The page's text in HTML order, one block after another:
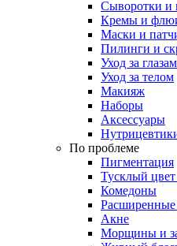
Сыворотки и
Кремы и
Маски и
Пилинги и
Уход за
Уход за телом
Макияж
Наборы
Аксессуары
По проблеме
Пигментация
Тусклый
Комедоны
Акне
Морщины и